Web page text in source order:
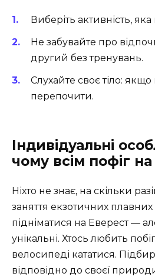
Виберіть активність,
Не забувайте про
другий без тренувань.
Слухайте своє тіло:
перепочити.
Індивідуальні
чому всім пофіг на
Ніхто не знає, на скільки
заняття екзотичних
підніматися на Еверест —
унікальні. Хтось любить
велосипеді кататися.
відповідно до своєї